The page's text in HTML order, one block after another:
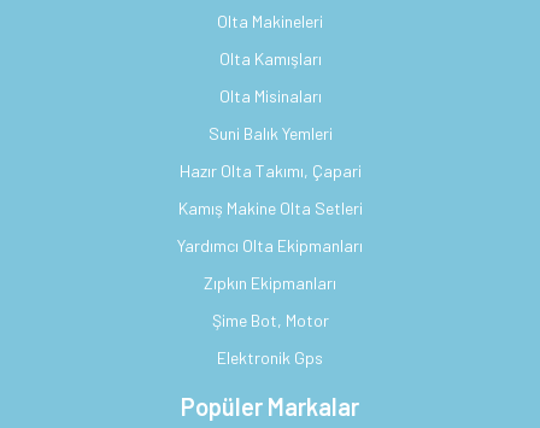
Olta Makineleri
Olta Kamışları
Olta Misinaları
Suni Balık Yemleri
Hazır Olta Takımı, Çapari
Kamış Makine Olta Setleri
Yardımcı Olta Ekipmanları
Zıpkın Ekipmanları
Şime Bot, Motor
Elektronik Gps
Popüler Markalar